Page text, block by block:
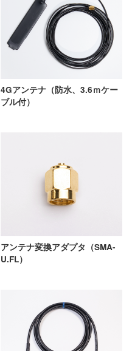
4Gアンテナ（防水、3.6ｍケー
ブル付）
アンテナ変換アダプタ（SMA-
U.FL）